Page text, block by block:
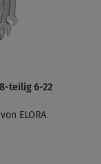
teilig 6-22
ELORA